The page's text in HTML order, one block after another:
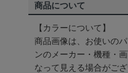
商品について
【カラーについて】
商品画像は、お使いの
ンのメーカー・機種・
なって見える場合がご